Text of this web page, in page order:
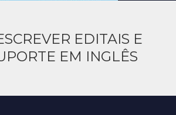
EDITAIS E
EM INGLÊS